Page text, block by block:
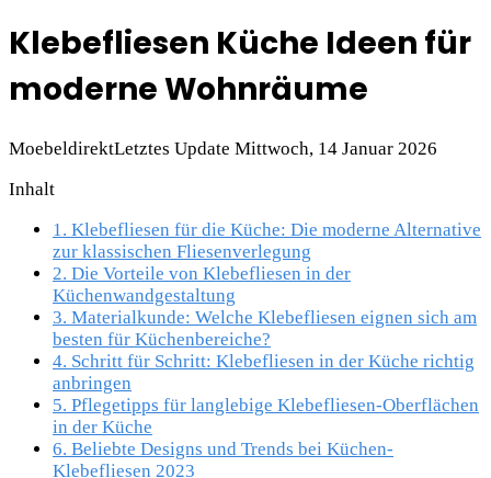
Klebefliesen Küche Ideen für
moderne Wohnräume
MoebeldirektLetztes Update Mittwoch, 14 Januar 2026
Inhalt
1. Klebefliesen für die Küche: Die moderne Alternative
zur klassischen Fliesenverlegung
2. Die Vorteile von Klebefliesen in der
Küchenwandgestaltung
3. Materialkunde: Welche Klebefliesen eignen sich am
besten für Küchenbereiche?
4. Schritt für Schritt: Klebefliesen in der Küche richtig
anbringen
5. Pflegetipps für langlebige Klebefliesen-Oberflächen
in der Küche
6. Beliebte Designs und Trends bei Küchen-
Klebefliesen 2023